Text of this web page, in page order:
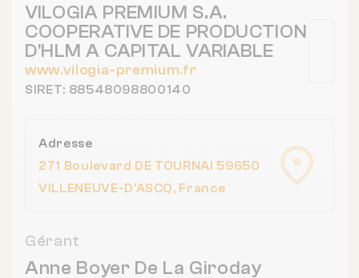
VILOGIA PREMIUM S.A.
COOPERATIVE DE PRODUCTION
D'HLM A CAPITAL VARIABLE
www.vilogia-premium.fr
SIRET: 88548098800140
Adresse
271 Boulevard DE TOURNAI 59650
VILLENEUVE-D'ASCQ, France
Gérant
Anne Boyer De La Giroday